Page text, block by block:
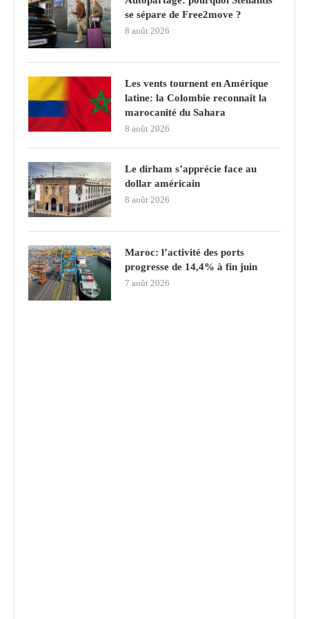
se sépare de Free2move ?
8 août 2026
Les vents tournent en Amérique
latine: la Colombie reconnaît la
marocanité du Sahara
8 août 2026
Le dirham s’apprécie face au
dollar américain
8 août 2026
Maroc: l’activité des ports
progresse de 14,4% à fin juin
7 août 2026